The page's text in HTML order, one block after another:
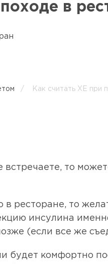
/ Как считать ХЕ при
в
то
ресторане, то
инсулина
(если все же
будет комфортно